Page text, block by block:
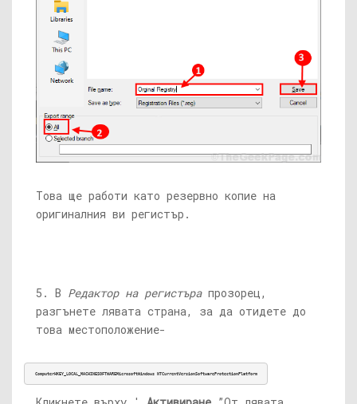
Това ще работи като резервно копие на
оригиналния ви регистър.
5. В Редактор на регистърапрозорец,
разгънете лявата страна, за да отидете до
това местоположение-
ComputerHKEY_LOCAL_MACHINESOFTWAREMicrosoftWindows NTCurrentVersionSoftwareProtectionPlatform